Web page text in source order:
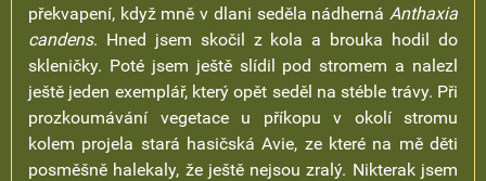
překvapení, když mně v dlani seděla nádherná Anthaxia
candens. Hned jsem skočil z kola a brouka hodil do
skleničky. Poté jsem ještě slídil pod stromem a nalezl
ještě jeden exemplář, který opět seděl na stéble trávy. Při
prozkoumávání vegetace u příkopu v okolí stromu
kolem projela stará hasičská Avie, ze které na mě děti
posměšně halekaly, že ještě nejsou zralý. Nikterak jsem